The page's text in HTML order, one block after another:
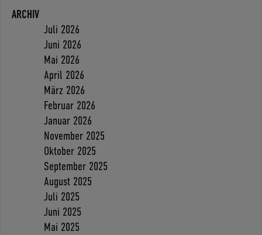
ARCHIV
Juli 2026
Juni 2026
Mai 2026
April 2026
März 2026
Februar 2026
Januar 2026
November 2025
Oktober 2025
September 2025
August 2025
Juli 2025
Juni 2025
Mai 2025